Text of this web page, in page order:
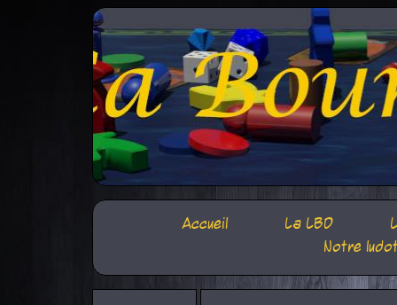
Accueil La LBD
Notre